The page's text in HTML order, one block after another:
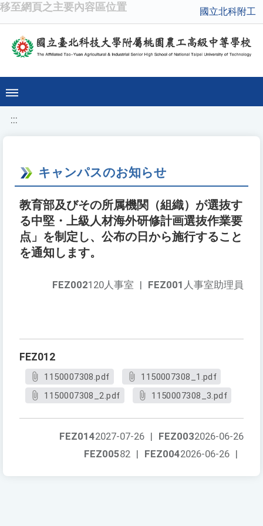
移至網頁之主要內容區位置 國立北科附工
:::
キャンパスのお知らせ
教育部及びその所属機関（組織）が選抜す
る中堅・上級人材海外研修計画選抜作業要
点」を制定し、公布の日から施行すること
を通知します。
FEZ001 人事室助理員
FEZ002120人事室 |
FEZ012
1150007308.pdf
1150007308_1.pdf
1150007308_2.pdf
1150007308_3.pdf
FEZ0032026-06-26
FEZ0142027-07-26 |
FEZ0042026-06-26 |
FEZ00582 |